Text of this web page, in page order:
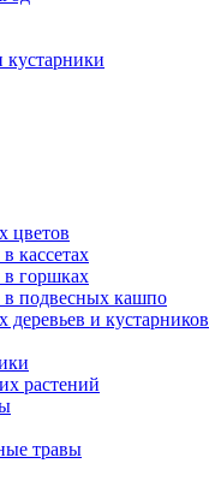
кустарники
цветов
кассетах
горшках
подвесных кашпо
и кустарников
растений
травы